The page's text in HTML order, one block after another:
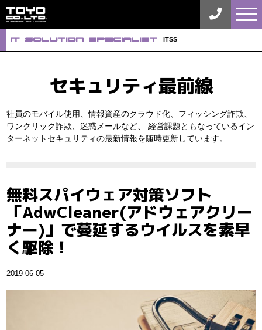
iT Solution Specialist ITSS
セキュリティ最前線
社員のモバイル使用、情報資産のクラウド化、フィッシング詐欺、
ワンクリック詐欺、迷惑メールなど、
経営課題ともなっているイン
ターネットセキュリティの最新情報を随時更新しています。
無料スパイウェア対策ソフト
「AdwCleaner(アドウェアクリー
ナー)」で蔓延するウイルスを素早
く駆除！
2019-06-05